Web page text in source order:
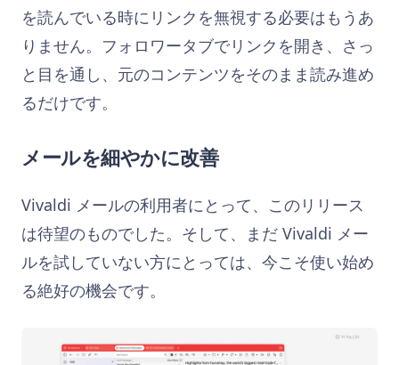
を読んでいる時にリンクを無視する必要はもうあ
りません。フォロワータブでリンクを開き、さっ
と目を通し、元のコンテンツをそのまま読み進め
るだけです。
メールを細やかに改善
Vivaldi メールの利用者にとって、このリリース
は待望のものでした。そして、まだ Vivaldi メー
ルを試していない方にとっては、今こそ使い始め
る絶好の機会です。